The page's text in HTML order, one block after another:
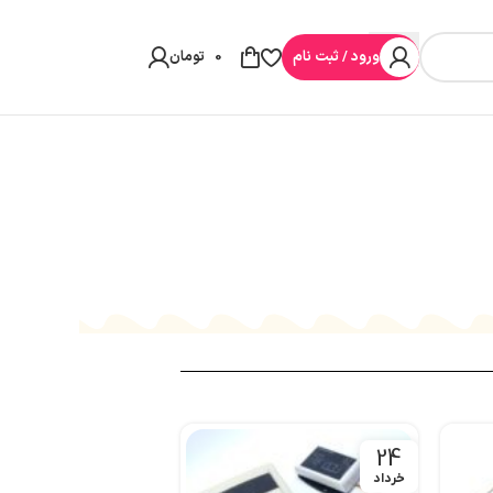
ورود / ثبت نام 0 تومان
24
خرداد